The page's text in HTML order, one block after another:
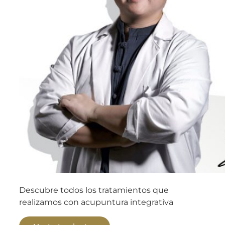
Descubre todos los tratamientos que
realizamos con acupuntura integrativa